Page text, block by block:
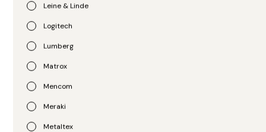
Leine & Linde
Logitech
Lumberg
Matrox
Mencom
Meraki
Metaltex
APC
UPS SMX1500RM2UC
6.847,00